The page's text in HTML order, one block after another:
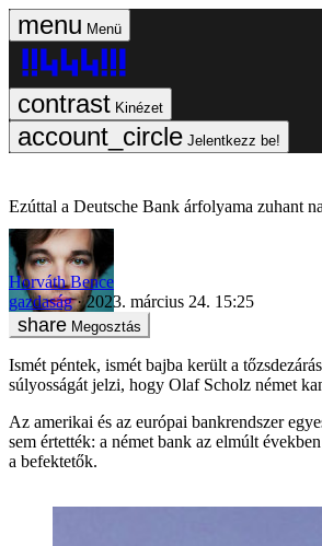
Menü
Kinézet
Jelentkezz be!
Ezúttal a Deutsche Bank árfolyama zuhant
Horváth Bence
gazdaság
2023. március 24. 15:25
Megosztás
Ismét péntek, ismét bajba került a
súlyosságát jelzi, hogy Olaf Scholz német
Az amerikai és az európai bankrendszer
sem értették: a német bank az elmúlt
a befektetők.